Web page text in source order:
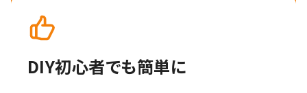
DIY初心者でも簡単に